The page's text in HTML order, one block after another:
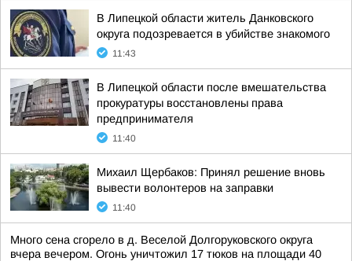
В Липецкой области житель Данковского
округа подозревается в убийстве знакомого
11:43
В Липецкой области после вмешательства
прокуратуры восстановлены права
предпринимателя
11:40
Михаил Щербаков: Принял решение вновь
вывести волонтеров на заправки
11:40
Много сена сгорело в д. Веселой Долгоруковского округа
вчера вечером. Огонь уничтожил 17 тюков на площади 40